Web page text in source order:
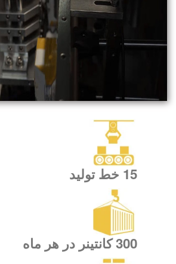
15 خط تولید
300 کانتینر در هر ماه